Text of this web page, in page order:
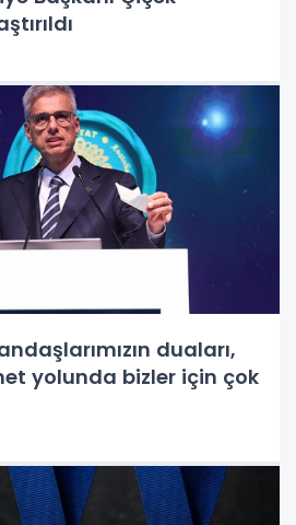
duaları,
yolunda bizler için çok